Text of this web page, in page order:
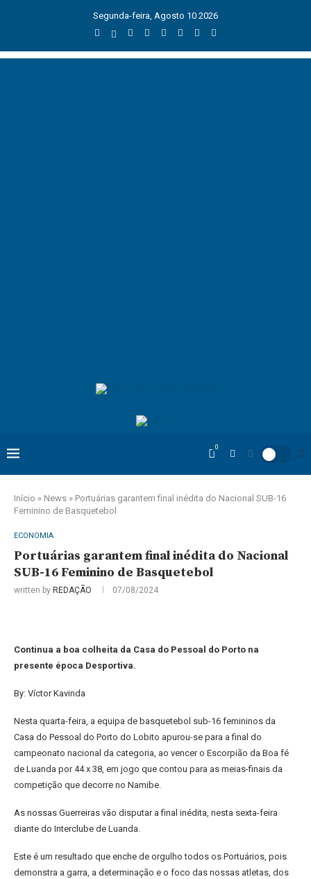
Segunda-feira, Agosto 10 2026
0
Início » News » Portuárias garantem final inédita do Nacional SUB-16
Feminino de Basquetebol
ECONOMIA
Portuárias garantem final inédita do Nacional
SUB-16 Feminino de Basquetebol
written by REDAÇÃO 07/08/2024
Continua a boa colheita da Casa do Pessoal do Porto na
presente época Desportiva.
By: Víctor Kavinda
Nesta quarta-feira, a equipa de basquetebol sub-16 femininos da
Casa do Pessoal do Porto do Lobito apurou-se para a final do
campeonato nacional da categoria, ao vencer o Escorpião da Boa fé
de Luanda por 44 x 38, em jogo que contou para as meias-finais da
competição que decorre no Namibe.
As nossas Guerreiras vão disputar a final inédita, nesta sexta-feira
diante do Interclube de Luanda.
Este é um resultado que enche de orgulho todos os Portuários, pois
demonstra a garra, a determinação e o foco das nossas atletas, dos